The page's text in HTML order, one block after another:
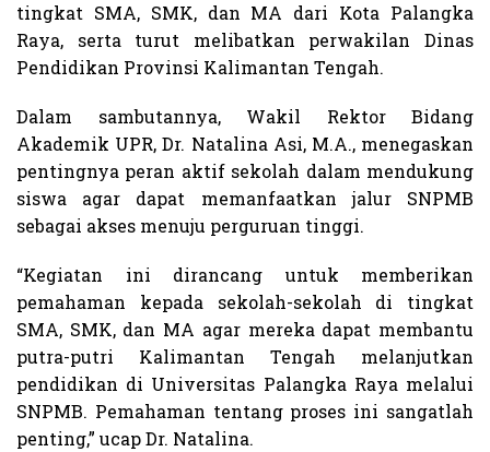
tingkat SMA, SMK, dan MA dari Kota Palangka
Raya, serta turut melibatkan perwakilan Dinas
Pendidikan Provinsi Kalimantan Tengah.
Dalam sambutannya, Wakil Rektor Bidang
Akademik UPR, Dr. Natalina Asi, M.A., menegaskan
pentingnya peran aktif sekolah dalam mendukung
siswa agar dapat memanfaatkan jalur SNPMB
sebagai akses menuju perguruan tinggi.
“Kegiatan ini dirancang untuk memberikan
pemahaman kepada sekolah-sekolah di tingkat
SMA, SMK, dan MA agar mereka dapat membantu
putra-putri Kalimantan Tengah melanjutkan
pendidikan di Universitas Palangka Raya melalui
SNPMB. Pemahaman tentang proses ini sangatlah
penting,” ucap Dr. Natalina.